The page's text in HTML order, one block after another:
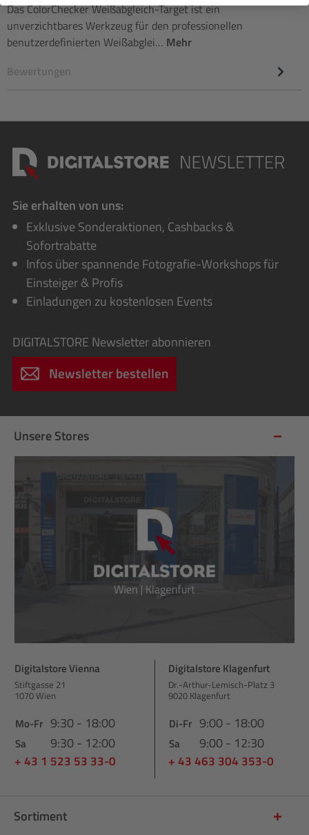
Das ColorChecker Weißabgleich-Target ist ein
unverzichtbares Werkzeug für den professionellen
benutzerdefinierten Weißabglei… Mehr
Bewertungen
Sie erhalten von uns:
Exklusive Sonderaktionen, Cashbacks &
Sofortrabatte
Infos über spannende Fotografie-Workshops für
Einsteiger & Profis
Einladungen zu kostenlosen Events
DIGITALSTORE Newsletter abonnieren
Newsletter bestellen
Unsere Stores
Digitalstore Vienna
Stiftgasse 21
1070 Wien
Mo-Fr 9:30 - 18:00
Sa 9:30 - 12:00
+ 43 1 523 53 33-0
Digitalstore Klagenfurt
Dr.-Arthur-Lemisch-Platz 3
9020 Klagenfurt
Di-Fr 9:00 - 18:00
Sa 9:00 - 12:30
+ 43 463 304 353-0
Sortiment